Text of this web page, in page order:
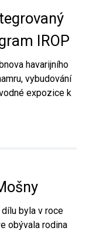
IROP
havarijního
vybudování
expozice k
byla v roce
obývala rodina